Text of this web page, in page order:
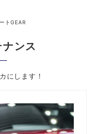
トGEAR
ンス
にします！